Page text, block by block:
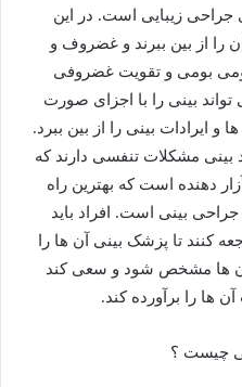
جراحی زیبایی است. در این
را از بین ببرند و غضروف و
بومی و تقویت غضروفی
بینی را با اجزای صورت
و ایرادات بینی را از بین ببرد.
بینی مشکلات تنفسی دارند که
دهنده است که بهترین راه
بینی است. افراد باید
کنند تا پزشک بینی آن ها را
آن ها مشخص شود و سعی کند
ها را برآورده کند.